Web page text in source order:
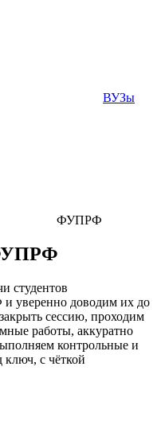
ВУЗы
ФУПРФ
студентов
уверенно доводим их до
сессию, проходим
работы, аккуратно
контрольные и
с чёткой